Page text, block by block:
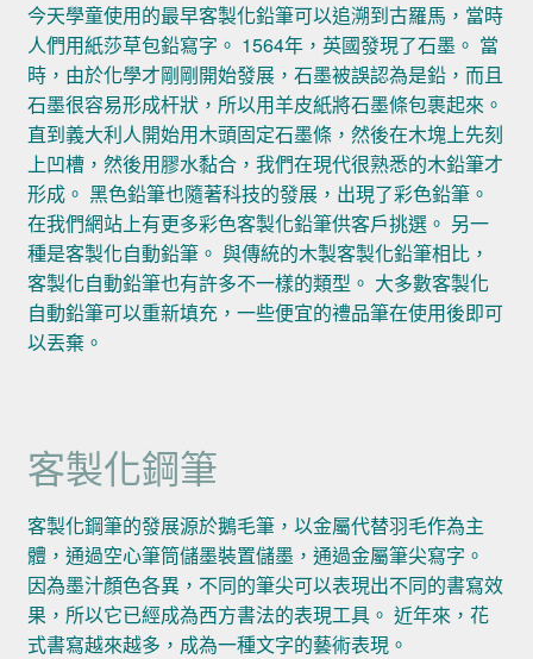
今天學童使用的最早客製化鉛筆可以追溯到古羅馬，當時
人們用紙莎草包鉛寫字。 1564年，英國發現了石墨。 當
時，由於化學才剛剛開始發展，石墨被誤認為是鉛，而且
石墨很容易形成杆狀，所以用羊皮紙將石墨條包裹起來。
直到義大利人開始用木頭固定石墨條，然後在木塊上先刻
上凹槽，然後用膠水黏合，我們在現代很熟悉的木鉛筆才
形成。 黑色鉛筆也隨著科技的發展，出現了彩色鉛筆。
在我們網站上有更多彩色客製化鉛筆供客戶挑選。 另一
種是客製化自動鉛筆。 與傳統的木製客製化鉛筆相比，
客製化自動鉛筆也有許多不一樣的類型。 大多數客製化
自動鉛筆可以重新填充，一些便宜的禮品筆在使用後即可
以丟棄。
客製化鋼筆
客製化鋼筆的發展源於鵝毛筆，以金屬代替羽毛作為主
體，通過空心筆筒儲墨裝置儲墨，通過金屬筆尖寫字。
因為墨汁顏色各異，不同的筆尖可以表現出不同的書寫效
果，所以它已經成為西方書法的表現工具。 近年來，花
式書寫越來越多，成為一種文字的藝術表現。